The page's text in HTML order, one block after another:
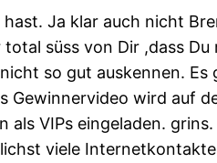
Ja klar auch nicht
süss von Dir ,dass
so gut auskennen. Es
Gewinnervideo wird auf
VIPs eingeladen.
viele